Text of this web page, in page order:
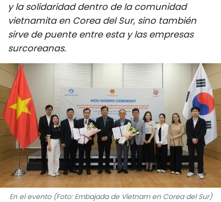
CULTURA - ENTRETENIMIENTO
INTERNACIONAL
DEPORTES
VIAJES
PUENTE DE AMISTAD
HISTORIAS MULTIMEDIA
FOTOGRAFÍA
¿QUIÉNES SOMOS?
y la solidaridad dentro de la comunidad
vietnamita en Corea del Sur, sino también
sirve de puente entre esta y las empresas
surcoreanas.
En el evento (Foto: Embajada de Vietnam en Corea del Sur)